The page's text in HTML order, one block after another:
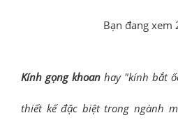
Bạn đang xem
Kính gọng khoan hay "kính bắt
thiết kế đặc biệt trong ngành